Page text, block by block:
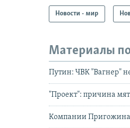
Новости - мир
Материалы
Путин: ЧВК "Вагнер"
"Проект": причина
Компании Пригожина